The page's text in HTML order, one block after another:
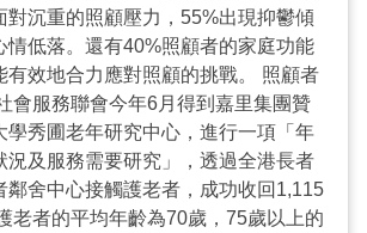
於服務當中，其中一間合作的聖雅各
中心經理蔡俊燊指，音樂不需要任何
運用音樂或樂器的時候，加強了家
三方面的溝通，再者同工及義工可以
，豐富訓練內容。 參與計劃的林女士
老爺開心，整個過程情緒穩定了。老
訓練及感到疲累，晚上自然睡得好，
問題，大家便有足夠休息，便相安無
對沉重的照顧壓力，55%出現抑鬱傾
情低落。還有40%照顧者的家庭功能
有效地合力應對照顧的挑戰。 照顧者
會服務聯會今年6月得到嘉里集團贊
學秀圃老年研究中心，進行一項「年
況及服務需要研究」，透過全港長者
鄰舍中心接觸護老者，成功收回1,115
老者的平均年齡為70歲，75歲以上的